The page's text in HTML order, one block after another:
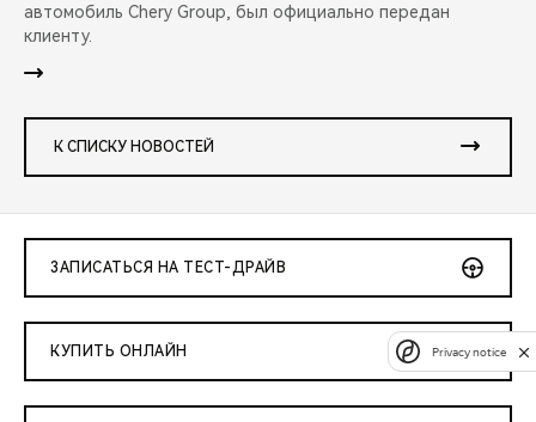
автомобиль Chery Group, был официально передан
клиенту.
К СПИСКУ НОВОСТЕЙ
ЗАПИСАТЬСЯ НА ТЕСТ-ДРАЙВ
КУПИТЬ ОНЛАЙН Privacy notice